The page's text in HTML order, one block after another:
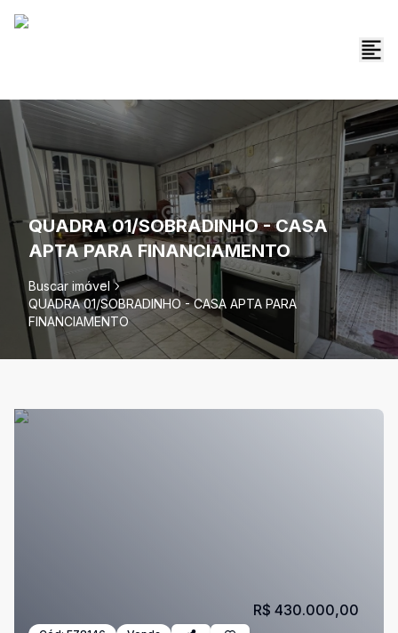
QUADRA 01/SOBRADINHO - CASA
APTA PARA FINANCIAMENTO
Buscar imóvel
QUADRA 01/SOBRADINHO - CASA APTA PARA
FINANCIAMENTO
R$ 430.000,00